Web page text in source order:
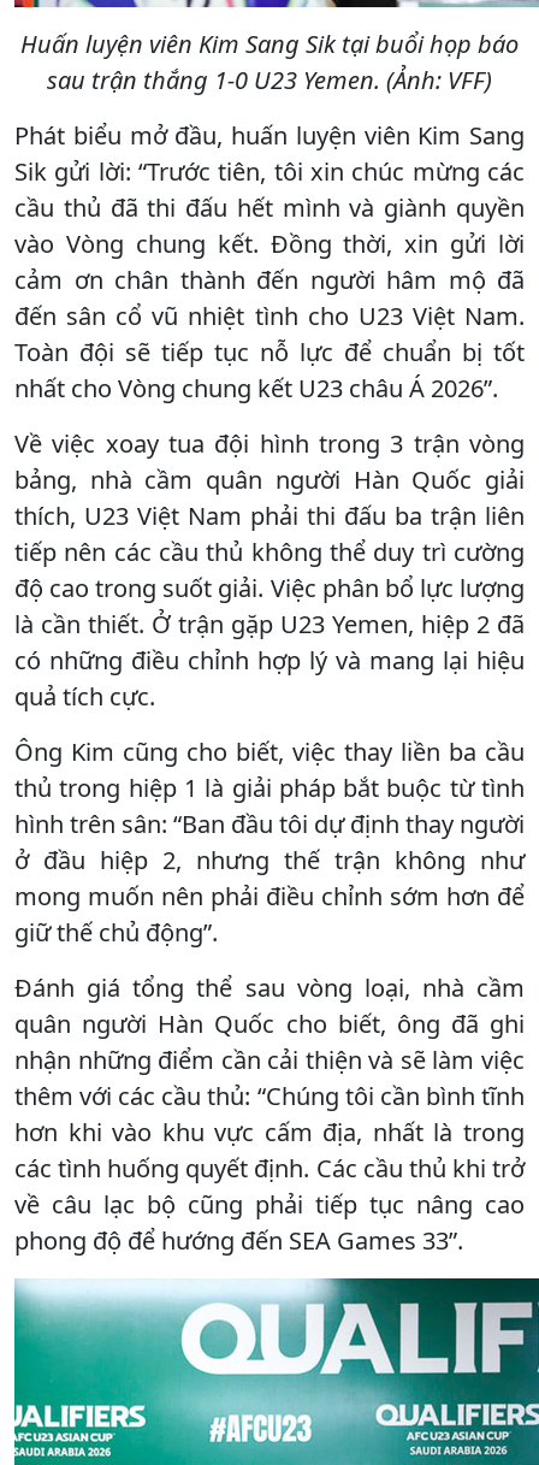
Huấn luyện viên Kim Sang Sik tại buổi họp báo
sau trận thắng 1-0 U23 Yemen. (Ảnh: VFF)
Phát biểu mở đầu, huấn luyện viên Kim Sang
Sik gửi lời: “Trước tiên, tôi xin chúc mừng các
cầu thủ đã thi đấu hết mình và giành quyền
vào Vòng chung kết. Đồng thời, xin gửi lời
cảm ơn chân thành đến người hâm mộ đã
đến sân cổ vũ nhiệt tình cho U23 Việt Nam.
Toàn đội sẽ tiếp tục nỗ lực để chuẩn bị tốt
nhất cho Vòng chung kết U23 châu Á 2026”.
Về việc xoay tua đội hình trong 3 trận vòng
bảng, nhà cầm quân người Hàn Quốc giải
thích, U23 Việt Nam phải thi đấu ba trận liên
tiếp nên các cầu thủ không thể duy trì cường
độ cao trong suốt giải. Việc phân bổ lực lượng
là cần thiết. Ở trận gặp U23 Yemen, hiệp 2 đã
có những điều chỉnh hợp lý và mang lại hiệu
quả tích cực.
Ông Kim cũng cho biết, việc thay liền ba cầu
thủ trong hiệp 1 là giải pháp bắt buộc từ tình
hình trên sân: “Ban đầu tôi dự định thay người
ở đầu hiệp 2, nhưng thế trận không như
mong muốn nên phải điều chỉnh sớm hơn để
giữ thế chủ động”.
Đánh giá tổng thể sau vòng loại, nhà cầm
quân người Hàn Quốc cho biết, ông đã ghi
nhận những điểm cần cải thiện và sẽ làm việc
thêm với các cầu thủ: “Chúng tôi cần bình tĩnh
hơn khi vào khu vực cấm địa, nhất là trong
các tình huống quyết định. Các cầu thủ khi trở
về câu lạc bộ cũng phải tiếp tục nâng cao
phong độ để hướng đến SEA Games 33”.